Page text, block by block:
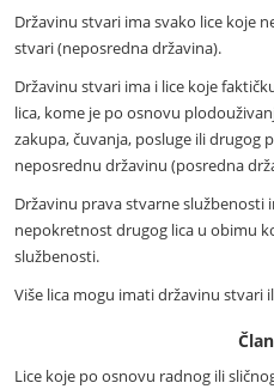
Državinu stvari ima svako lice koje
stvari (neposredna državina).
Državinu stvari ima i lice koje
lica, kome je po osnovu
zakupa, čuvanja, posluge ili drugog
neposrednu državinu (posredna
Državinu prava stvarne službenosti
nepokretnost drugog lica u obimu
službenosti.
Više lica mogu imati državinu stvari
Lice koje po osnovu radnog ili